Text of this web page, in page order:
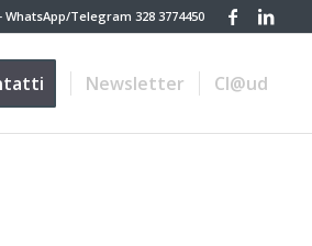
WhatsApp/Telegram 328 3774450
Newsletter Cl@ud